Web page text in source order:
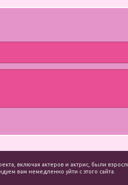
включая актеров и актрис, были
вам немедленно уйти с этого сайта.